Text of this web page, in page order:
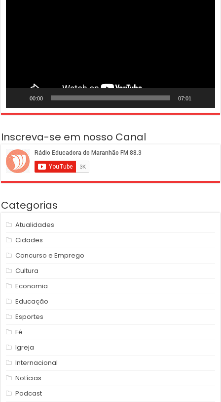
00:00 07:01
Inscreva-se em nosso Canal
Categorias
Atualidades
Cidades
Concurso e Emprego
Cultura
Economia
Educação
Esportes
Fé
Igreja
Internacional
Notícias
Podcast